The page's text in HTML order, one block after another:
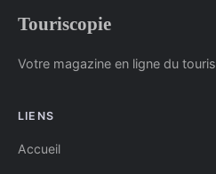
Touriscopie
Votre magazine en ligne du
LIENS
Accueil